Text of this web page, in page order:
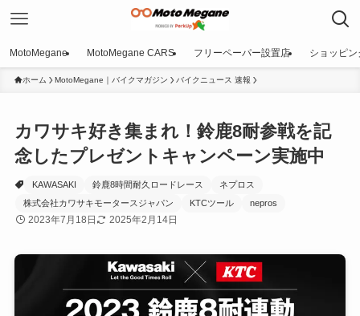
MotoMegane MotoMegane CARS フリーペーパー設置店 ショッピン
ホーム MotoMegane｜バイクマガジン バイクニュース 速報
カワサキ好き集まれ！鈴鹿8耐参戦を記
念したプレゼントキャンペーン実施中
KAWASAKI 鈴鹿8時間耐久ロードレース
ネプロス
株式会社カワサキモータースジャパン
KTCツール nepros
2023年7月18日 2025年2月14日